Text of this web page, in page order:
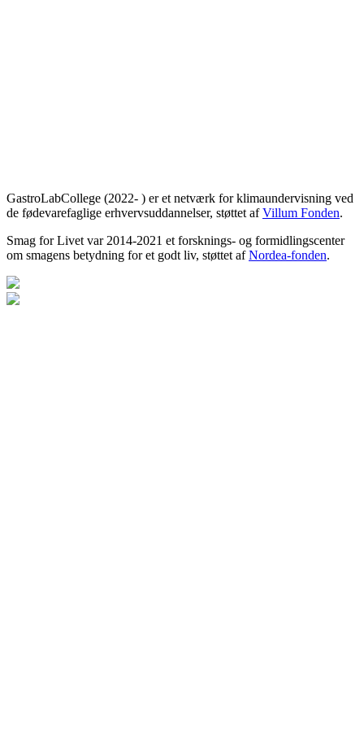
GastroLabCollege (2022- ) er et netværk for klimaundervisning ved
de fødevarefaglige erhvervsuddannelser, støttet afVillum Fonden.
Smag for Livet var 2014-2021 et forsknings- og formidlingscenter
om smagens betydning for et godt liv, støttet afNordea-fonden.